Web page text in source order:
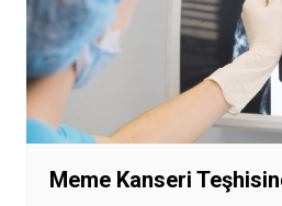
Meme Kanseri